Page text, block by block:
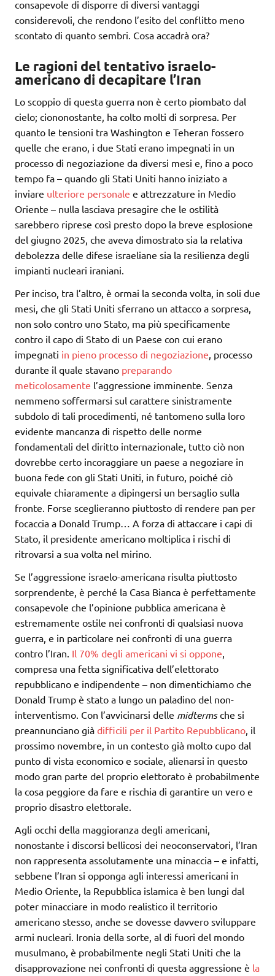
consapevole di disporre di diversi vantaggi
considerevoli, che rendono l’esito del conflitto meno
scontato di quanto sembri. Cosa accadrà ora?
Le ragioni del tentativo israelo-
americano di decapitare l’Iran
Lo scoppio di questa guerra non è certo piombato dal
cielo; ciononostante, ha colto molti di sorpresa. Per
quanto le tensioni tra Washington e Teheran fossero
quelle che erano, i due Stati erano impegnati in un
processo di negoziazione da diversi mesi e, fino a poco
tempo fa – quando gli Stati Uniti hanno iniziato a
inviare ulteriore personale e attrezzature in Medio
Oriente – nulla lasciava presagire che le ostilità
sarebbero riprese così presto dopo la breve esplosione
del giugno 2025, che aveva dimostrato sia la relativa
debolezza delle difese israeliane sia la resilienza degli
impianti nucleari iraniani.
Per inciso, tra l’altro, è ormai la seconda volta, in soli due
mesi, che gli Stati Uniti sferrano un attacco a sorpresa,
non solo contro uno Stato, ma più specificamente
contro il capo di Stato di un Paese con cui erano
impegnati in pieno processo di negoziazione, processo
durante il quale stavano preparando
meticolosamente l’aggressione imminente. Senza
nemmeno soffermarsi sul carattere sinistramente
subdolo di tali procedimenti, né tantomeno sulla loro
evidente mancanza di rispetto delle norme
fondamentali del diritto internazionale, tutto ciò non
dovrebbe certo incoraggiare un paese a negoziare in
buona fede con gli Stati Uniti, in futuro, poiché ciò
equivale chiaramente a dipingersi un bersaglio sulla
fronte. Forse sceglieranno piuttosto di rendere pan per
focaccia a Donald Trump… A forza di attaccare i capi di
Stato, il presidente americano moltiplica i rischi di
ritrovarsi a sua volta nel mirino.
Se l’aggressione israelo-americana risulta piuttosto
sorprendente, è perché la Casa Bianca è perfettamente
consapevole che l’opinione pubblica americana è
estremamente ostile nei confronti di qualsiasi nuova
guerra, e in particolare nei confronti di una guerra
contro l’Iran. Il 70% degli americani vi si oppone,
compresa una fetta significativa dell’elettorato
repubblicano e indipendente – non dimentichiamo che
Donald Trump è stato a lungo un paladino del non-
interventismo. Con l’avvicinarsi delle midtermsche si
preannunciano già difficili per il Partito Repubblicano, il
prossimo novembre, in un contesto già molto cupo dal
punto di vista economico e sociale, alienarsi in questo
modo gran parte del proprio elettorato è probabilmente
la cosa peggiore da fare e rischia di garantire un vero e
proprio disastro elettorale.
Agli occhi della maggioranza degli americani,
nonostante i discorsi bellicosi dei neoconservatori, l’Iran
non rappresenta assolutamente una minaccia – e infatti,
sebbene l’Iran si opponga agli interessi americani in
Medio Oriente, la Repubblica islamica è ben lungi dal
poter minacciare in modo realistico il territorio
americano stesso, anche se dovesse davvero sviluppare
armi nucleari. Ironia della sorte, al di fuori del mondo
musulmano, è probabilmente negli Stati Uniti che la
disapprovazione nei confronti di questa aggressione è la